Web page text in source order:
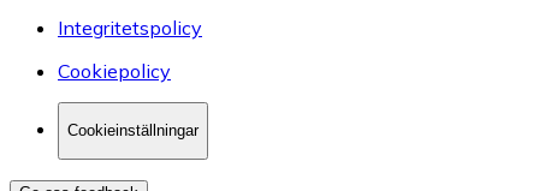
Integritetspolicy
Cookiepolicy
Cookieinställningar